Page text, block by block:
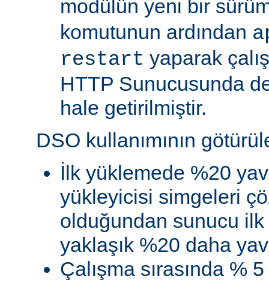
modülün yeni bir
komutunun ardından
restart yaparak
HTTP Sunucusunda
hale getirilmiştir.
DSO kullanımının
İlk yüklemede %20
yükleyicisi simgeleri
olduğundan sunucu ilk
yaklaşık %20 daha
Çalışma sırasında %